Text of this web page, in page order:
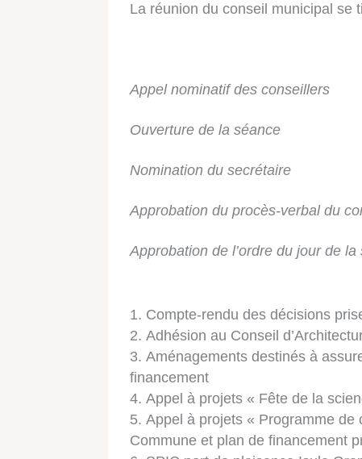
La réunion du conseil municipal se
Appel nominatif des conseillers
Ouverture de la séance
Nomination du secrétaire
Approbation du procès-verbal du
Approbation de l’ordre du jour de la
Compte-rendu des décisions
Adhésion au Conseil
Aménagements destinés à
financement
Appel à projets « Fête de la
Appel à projets « Programme
Commune et plan de financement